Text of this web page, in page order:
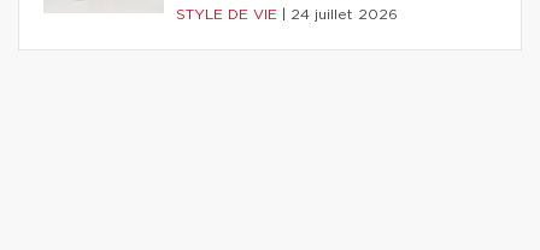
STYLE DE VIE 24 juillet 2026